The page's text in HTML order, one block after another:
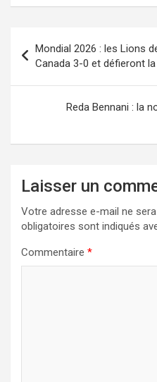
ce
o
o
st
o
d
o
n
ail ta
er
Mondial 2026 : les Lions
Canada 3-0 et défieront
Reda Bennani : la
Laisser un
Votre adresse e-mail ne
obligatoires sont indiqués
Commentaire *